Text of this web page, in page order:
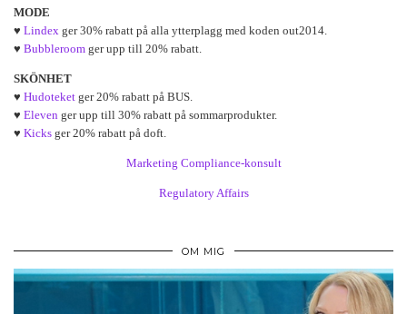
MODE
♥ Lindex ger 30% rabatt på alla ytterplagg med koden out2014.
♥ Bubbleroom ger upp till 20% rabatt.
SKÖNHET
♥ Hudoteket ger 20% rabatt på BUS.
♥ Eleven ger upp till 30% rabatt på sommarprodukter.
♥ Kicks ger 20% rabatt på doft.
Marketing Compliance-konsult
Regulatory Affairs
OM MIG